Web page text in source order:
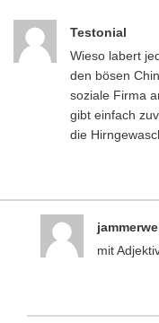
Testonial
Wieso labert
den bösen
soziale Firma
gibt einfach
die
mit